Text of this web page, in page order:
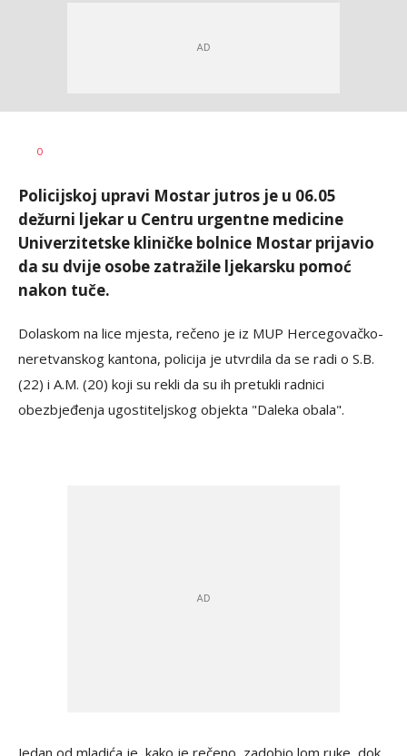
AUTOR
0
Policijskoj upravi Mostar jutros je u 06.05
dežurni ljekar u Centru urgentne medicine
Univerzitetske kliničke bolnice Mostar prijavio
da su dvije osobe zatražile ljekarsku pomoć
nakon tuče.
Dolaskom na lice mjesta, rečeno je iz MUP Hercegovačko-
neretvanskog kantona, policija je utvrdila da se radi o S.B.
(22) i A.M. (20) koji su rekli da su ih pretukli radnici
obezbjeđenja ugostiteljskog objekta "Daleka obala".
Jedan od mladića je, kako je rečeno, zadobio lom ruke, dok